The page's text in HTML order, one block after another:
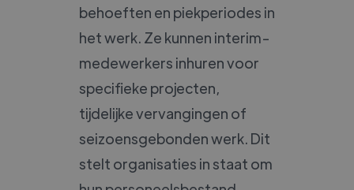
behoeften en piekperiodes in
het werk. Ze kunnen interim-
medewerkers inhuren voor
specifieke projecten,
tijdelijke vervangingen of
seizoensgebonden werk. Dit
stelt organisaties in staat om